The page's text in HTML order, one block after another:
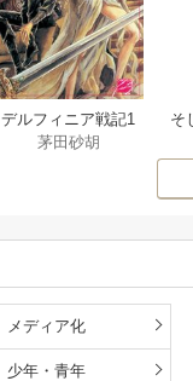
デルフィニア戦記1
茅田砂胡
そ
メディア化
少年・青年